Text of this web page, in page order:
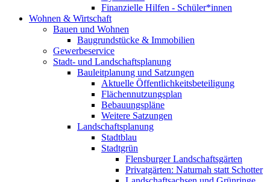
Finanzielle Hilfen - Schüler*innen
Wohnen & Wirtschaft
Bauen und Wohnen
Baugrundstücke & Immobilien
Gewerbeservice
Stadt- und Landschaftsplanung
Bauleitplanung und Satzungen
Aktuelle Öffentlichkeitsbeteiligung
Flächennutzungsplan
Bebauungspläne
Weitere Satzungen
Landschaftsplanung
Stadtblau
Stadtgrün
Flensburger Landschaftsgärten
Privatgärten: Naturnah statt Schotter